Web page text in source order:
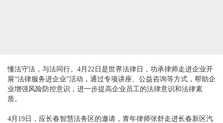
懂法守法，与法同行。4月22日是世界法律日，功承律师走进企业开
展“法律服务进企业”活动，通过专项讲座、公益咨询等方式，帮助企
业增强风险防控意识，进一步提高企业员工的法律意识和法律素
质。
4月19日，应长春智慧法务区的邀请，青年律师张舒走进长春新区汽